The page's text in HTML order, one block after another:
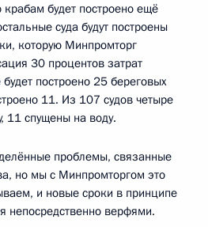
будет построено ещё
суда будут построены
которую Минпромторг
30 процентов затрат
построено 25 береговых
11. Из 107 судов четыре
11 спущены на воду.
проблемы, связанные
но мы с Минпромторгом это
и новые сроки в принципе
непосредственно верфями.